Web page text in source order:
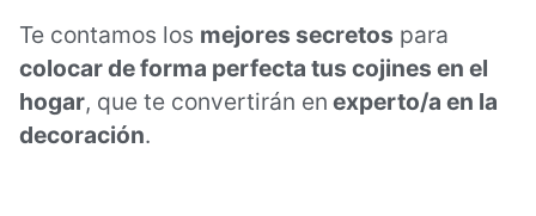
Te contamos los mejores secretos para
colocar de forma perfecta tus cojines en el
hogar, que te convertirán en experto/a en la
decoración.